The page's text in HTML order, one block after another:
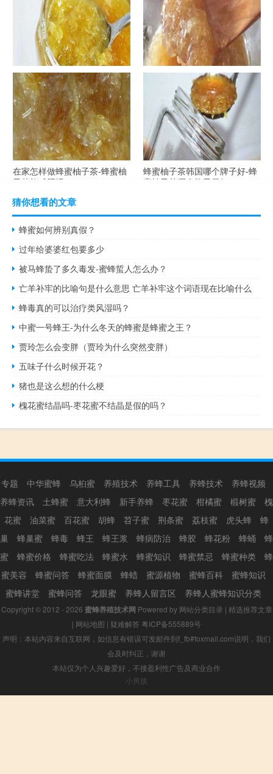
自制蜂蜜柚子茶-蜂蜜柚子茶最
容易做什么？
在家怎样做蜂蜜柚子茶-蜂蜜柚
子茶可以解酒吗？
在家怎样做蜂蜜柚子茶-蜂蜜柚
子茶能减肥吗？
蜂蜜柚子茶韩国哪个牌子好-蜂
蜜柚子茶哪个牌子最好？
猜你想看的文章
蜂蜜如何辨别真假？
过年给婆婆红包要多少
被马蜂蛰了多久毒发-蜜蜂蜇人怎么办？
亡羊补牢的比喻句是什么意思 亡羊补牢这个词语现在比喻什么
蜂毒真的可以治疗类风湿吗？
中蜜一号蜂王-为什么冬天的蜂蜜是蜂蜜之王？
贾玲怎么会变胖（贾玲为什么突然变胖）
五味子什么时候开花？
猪也是这么想的什么梗
槐花蜜结晶吗-枣花蜜不结晶是假的吗？
专题 中华蜜蜂 乌桕蜜 养殖技术 养蜂工具 养蜂技术
养蜂视频
养蜂资讯
土蜂蜜 意大利蜂 新手养蜂 枣花蜜 柑橘蜜 椴树蜜
槐
花蜜
油菜蜜 百花蜜 胡蜂 苕子蜜 荆条蜜 荔枝蜜 虎头蜂
蜂
巢
蜂巢蜜 蜂毒 蜂王 蜂王浆 蜂病防治 蜂胶 蜂花粉 蜂蛹
蜂
蜜
蜂蜜价格 蜂蜜吃法 蜂蜜水 蜂蜜知识 蜂蜜禁忌 蜂蜜种类
蜂
蜜美容
蜂蜜问答 蜂蜜面膜 蜂蜡 蜜源植物 蜜蜂百科
蜜蜂知识
蜜蜂讲堂
蜜蜂问答 龙眼蜜 养蜂人留言区 养蜂人蜜蜂知识分类
Copyright © 2012 - 2026 蜜蜂养殖技术网 Powered by 网站分类目录 | 精选推荐文章
| 网站地图 | 疑难解答 粤ICP备555889号
声明：本站内容来自互联网，如信息有错误可发邮件到f_fb#foxmail.com说明，我们
会及时纠正，谢谢
本站仅为个人兴趣爱好，不接盈利性广告及商业合作
小男孩